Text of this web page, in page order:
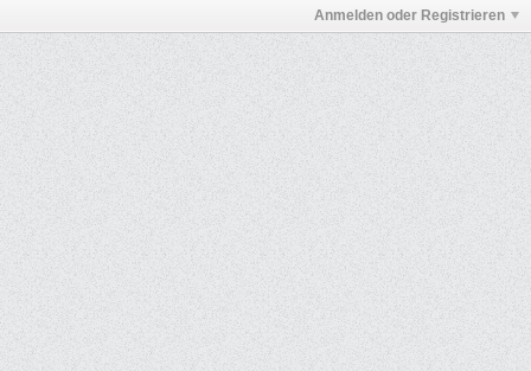
Anmelden oder Registrieren